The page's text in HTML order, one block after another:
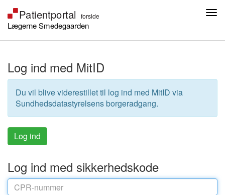
Lægerne Smedegaarden
Log ind med MitID
Du vil blive viderestillet til log ind med MitID via
Sundhedsdatastyrelsens borgeradgang.
Log ind med sikkerhedskode